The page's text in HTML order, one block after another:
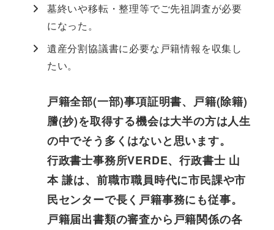
墓終いや移転・整理等でご先祖調査が必要
になった。
遺産分割協議書に必要な戸籍情報を収集し
たい。
戸籍全部(一部)事項証明書、戸籍(除籍)
謄(抄)を取得する機会は大半の方は人生
の中でそう多くはないと思います。
行政書士事務所VERDE、行政書士 山
本 謙は、前職市職員時代に市民課や市
民センターで長く戸籍事務にも従事。
戸籍届出書類の審査から戸籍関係の各